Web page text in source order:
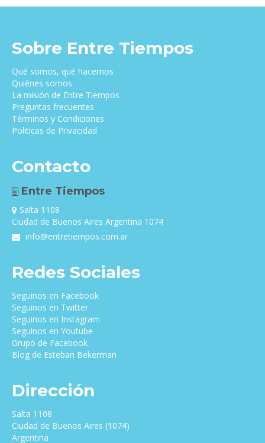
Sobre Entre Tiempos
Qué somos, qué hacemos
Quiénes somos
La misión de Entre Tiempos
Preguntas frecuentes
Términos y Condiciones
Politicas de Privacidad
Contacto
Entre Tiempos
Salta 1108
Ciudad de Buenos Aires Argentina 1074
info@entretiempos.com.ar
Redes Sociales
Seguinos en Facebook
Seguinos en Twitter
Seguinos en Instagram
Seguinos en Youtube
Grupo de Facebook
Blog de Esteban Bekerman
Dirección
Salta 1108
Ciudad de Buenos Aires (1074)
Argentina